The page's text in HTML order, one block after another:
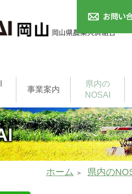
事業案内
農作物共済
家畜共済
果樹共済
畑作物共済
園芸施設共済
建物共済
農機具共済
収入保険制度
NOSAI用語集
県内の
NOSAI
本支所
家畜診療所
ホーム 県内の